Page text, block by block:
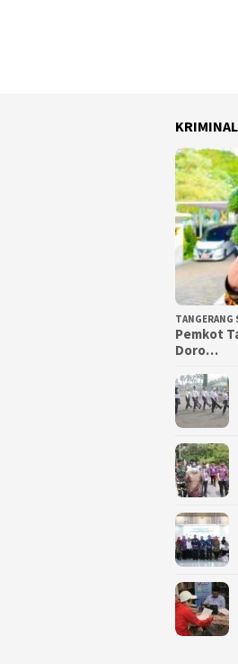
KRIMINAL
TANGERANG
Pemkot
Doro…